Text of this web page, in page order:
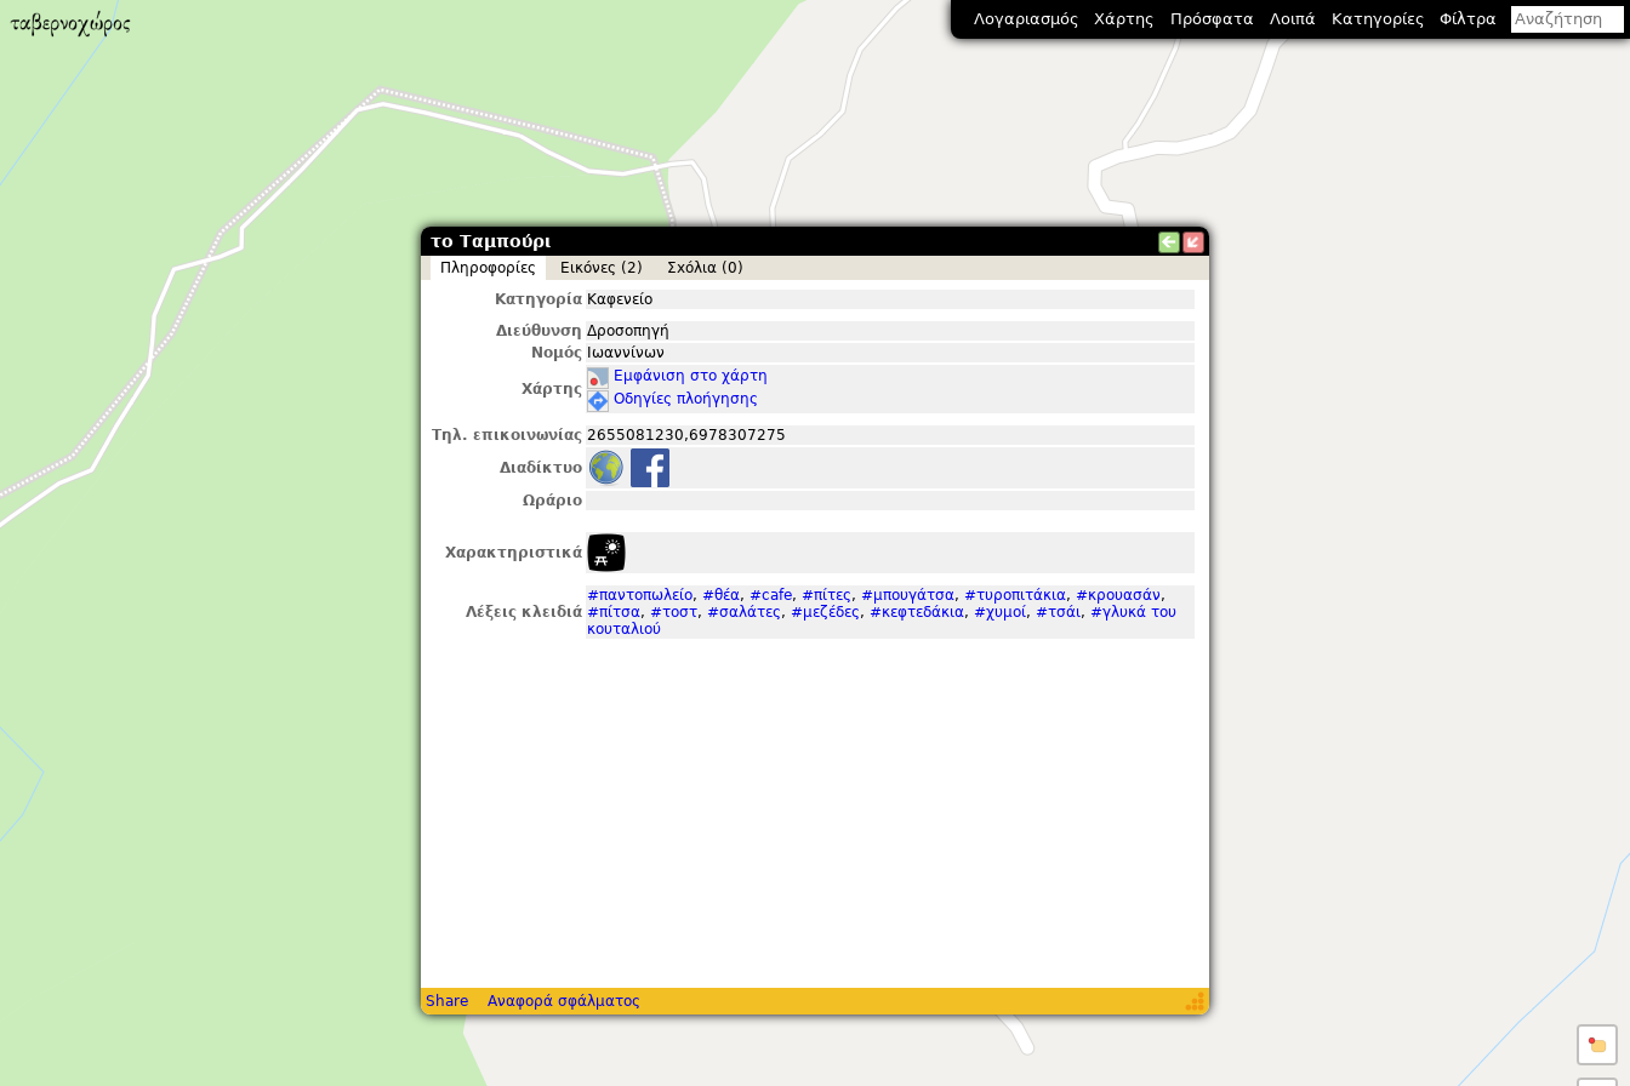
το Ταμπούρι
Πληροφορίες Εικόνες (2)
Σxόλια (0)
Κατηγορία Καφενείο
Διεύθυνση Δροσοπηγή
Νομός Ιωαννίνων
Χάρτης
Εμφάνιση στο χάρτη
Οδηγίες πλοήγησης
Τηλ. επικοινωνίας 2655081230,6978307275
Διαδίκτυο
Ωράριο
Χαρακτηριστικά
Λέξεις κλειδιά
#παντοπωλείο, #θέα, #cafe, #πίτες, #μπουγάτσα, #τυροπιτάκια, #κρουασάν,
#πίτσα, #τοστ, #σαλάτες, #μεζέδες, #κεφτεδάκια, #χυμοί, #τσάι, #γλυκά του
κουταλιού
Share Αναφορά σφάλματος
Λογαριασμός Χάρτης Πρόσφατα Λοιπά Κατηγορίες Φίλτρα